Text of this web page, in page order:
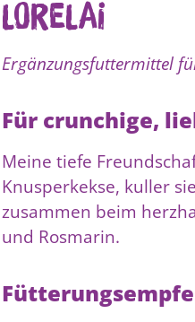
Lorelai
Ergänzungsfuttermittel
Für crunchige,
Meine tiefe
Knusperkekse, kuller
zusammen beim
und Rosmarin.